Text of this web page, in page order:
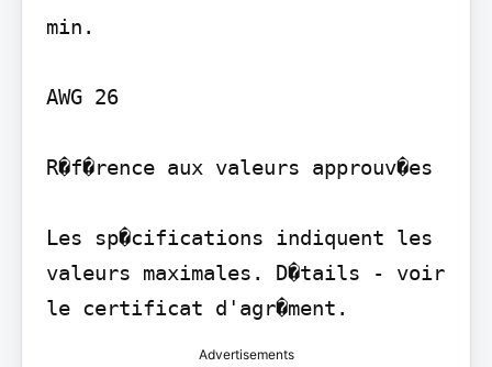
min.
AWG 26
R�f�rence aux valeurs approuv�es
Les sp�cifications indiquent les
valeurs maximales. D�tails - voir
le certificat d'agr�ment.
Advertisements